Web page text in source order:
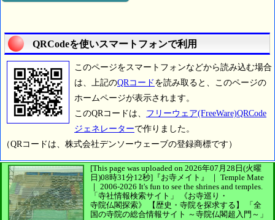
QRCodeを使いスマートフォンで利用
このページをスマートフォンなどから読み込む場合
は、上記のQRコード を読み取ると、このページの
ホームページが表示されます。
このQRコードは、 フリーウェア(FreeWare)QRCode
ジェネレーターで作りました。
（QRコードは、株式会社デンソーウェーブの登録商標です）
[This page was uploaded on 2026年07月28日(火曜
日)08時31分12秒] 『お寺メイト』 ｜ Temple Mate
｜ 2006-2026 It's fun to see the shrines and temples.
「寺社情報検索サイト」
《お寺巡り・
寺院仏閣探索》
【歴史・寺院を探求する】
「全
国の寺院の総合情報サイト ～寺院仏閣超入門～」